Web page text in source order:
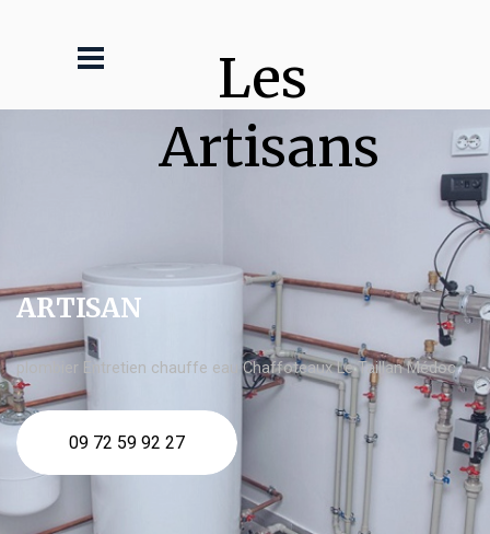
Les
Artisans
ARTISAN
plombier Entretien chauffe eau Chaffoteaux Le Taillan Médoc
09 72 59 92 27